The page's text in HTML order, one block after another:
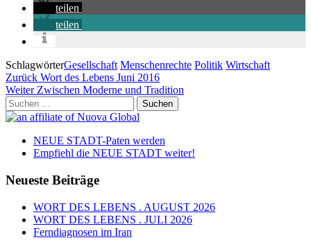
teilen
teilen
SchlagwörterGesellschaft Menschenrechte Politik Wirtschaft
Beitragsnavigation
Vorheriger
Beitrag
Zurück Wort des Lebens Juni 2016
Nächster
Beitrag
Weiter Zwischen Moderne und Tradition
Suchen
nach:
NEUE STADT-Paten werden
Empfiehl die NEUE STADT weiter!
Neueste Beiträge
WORT DES LEBENS . AUGUST 2026
WORT DES LEBENS . JULI 2026
Ferndiagnosen im Iran